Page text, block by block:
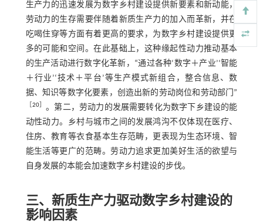
生产力的迅速发展为数字乡村建设提供新要素和新动能，
劳动力的生存需要伴随着新质生产力的加入而革新，并在
吃喝住穿等方面有着更高的要求，为数字乡村建设提供更
多的可能和空间。在此基础上，这种缘起性动力推动基本
的生产活动进行数字化革新，“通过各种‘数字＋产业’‘智能
＋行业’‘技术＋平台’等生产模式新组合，整合信息、数
据、知识等数字化要素，创造出新的劳动岗位和劳动部门”
20］ 。第二，劳动力的发展需要转化为数字下乡建设的能
动性动力。乡村与城市之间的发展鸿沟不仅体现在医疗、
住房、教育等衣食基本生存范畴，更表现为生态环境、智
能生活等更广的范畴。劳动力追求更加美好生活的欲望与
自身发展的本能会加速数字乡村建设的步伐。
三、新质生产力驱动数字乡村建设的
影响因素